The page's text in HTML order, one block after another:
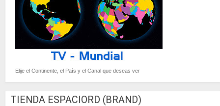
Elije el Continente, el País y el Canal que deseas ver
TIENDA ESPACIORD (BRAND)